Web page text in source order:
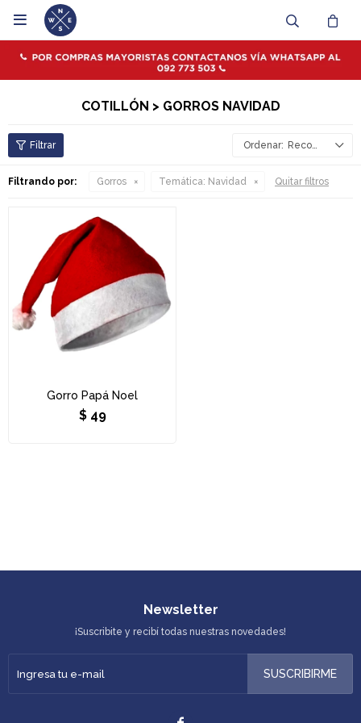

COTILLÓN > GORROS NAVIDAD
Recomendados
Filtrando por: Gorros Temática: Navidad Quitar filtros
Gorro Papá Noel
$ 49
Newsletter
¡Suscribite y recibí todas nuestras novedades!
SUSCRIBIRME